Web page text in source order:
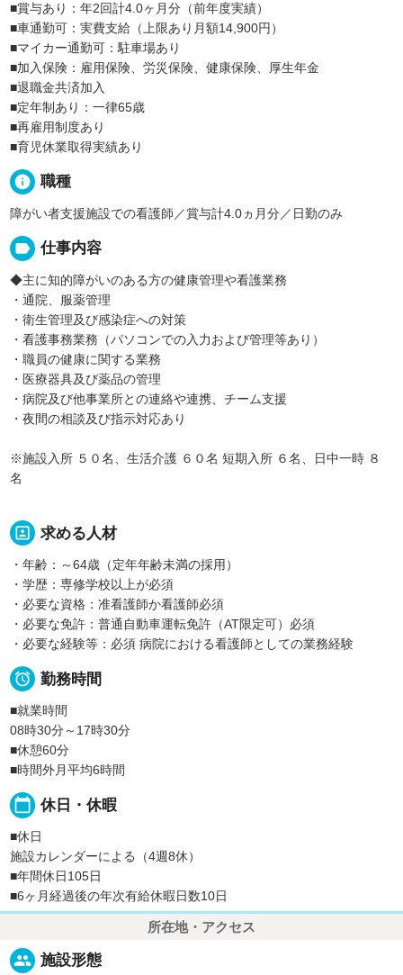
■賞与あり：年2回計4.0ヶ月分（前年度実績）
■車通勤可：実費支給（上限あり月額14,900円）
■マイカー通勤可：駐車場あり
■加入保険：雇用保険、労災保険、健康保険、厚生年金
■退職金共済加入
■定年制あり：一律65歳
■再雇用制度あり
■育児休業取得実績あり
info 職種
障がい者支援施設での看護師／賞与計4.0ヵ月分／日勤のみ
label 仕事内容
◆主に知的障がいのある方の健康管理や看護業務
・通院、服薬管理
・衛生管理及び感染症への対策
・看護事務業務（パソコンでの入力および管理等あり）
・職員の健康に関する業務
・医療器具及び薬品の管理
・病院及び他事業所との連絡や連携、チーム支援
・夜間の相談及び指示対応あり
※施設入所 ５０名、生活介護 ６０名 短期入所 ６名、日中一時 ８
名
portrait 求める人材
・年齢：～64歳（定年年齢未満の採用）
・学歴：専修学校以上が必須
・必要な資格：准看護師か看護師必須
・必要な免許：普通自動車運転免許（AT限定可）必須
・必要な経験等：必須 病院における看護師としての業務経験
 勤務時間
■就業時間
08時30分～17時30分
■休憩60分
■時間外月平均6時間
calendar_today 休日・休暇
■休日
施設カレンダーによる（4週8休）
■年間休日105日
■6ヶ月経過後の年次有給休暇日数10日
所在地・アクセス
people 施設形態